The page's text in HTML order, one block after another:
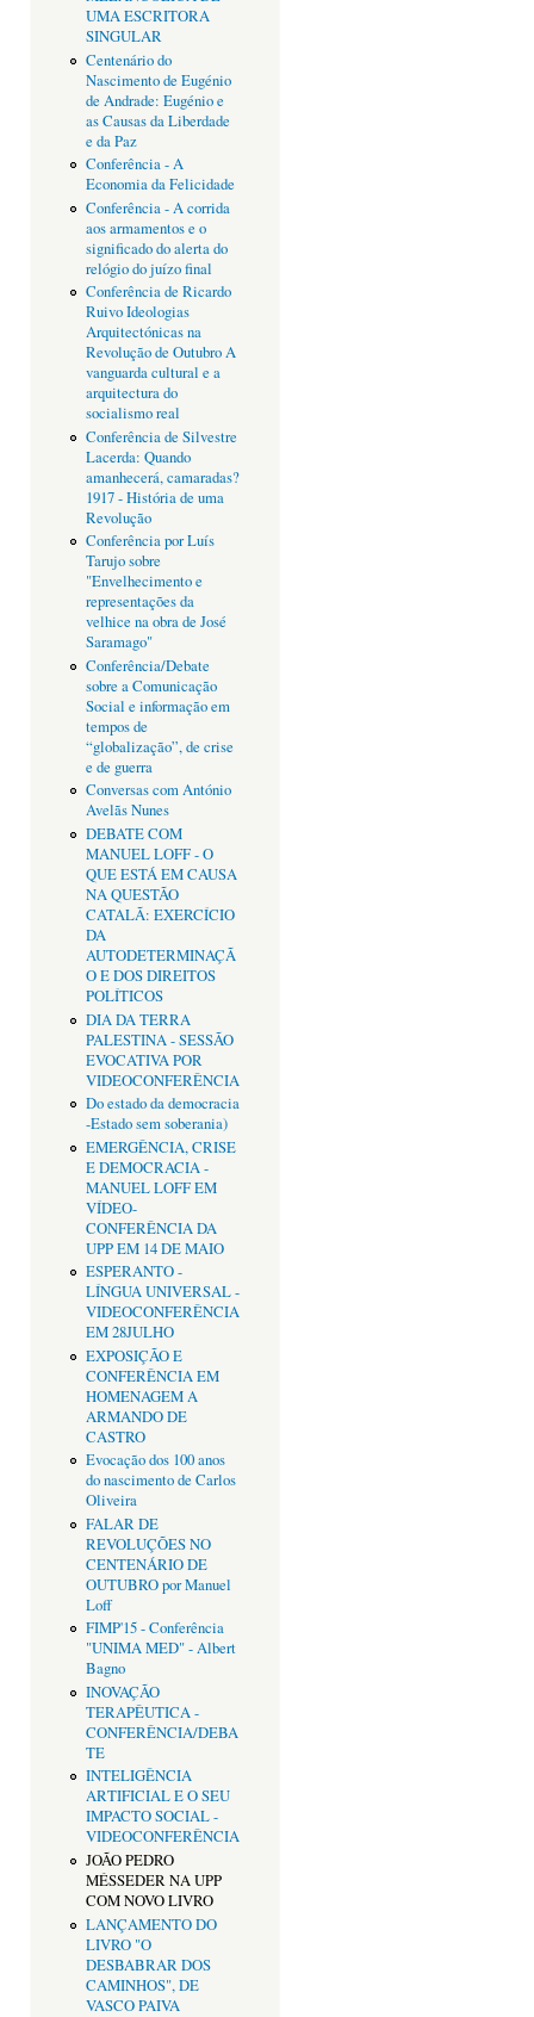
UMA ESCRITORA
SINGULAR
Centenário do
Nascimento de Eugénio
de Andrade: Eugénio e
as Causas da Liberdade
e da Paz
Conferência - A
Economia da Felicidade
Conferência - A corrida
aos armamentos e o
significado do alerta do
relógio do juízo final
Conferência de Ricardo
Ruivo Ideologias
Arquitectónicas na
Revolução de Outubro A
vanguarda cultural e a
arquitectura do
socialismo real
Conferência de Silvestre
Lacerda: Quando
amanhecerá, camaradas?
1917 - História de uma
Revolução
Conferência por Luís
Tarujo sobre
"Envelhecimento e
representações da
velhice na obra de José
Saramago"
Conferência/Debate
sobre a Comunicação
Social e informação em
tempos de
“globalização”, de crise
e de guerra
Conversas com António
Avelãs Nunes
DEBATE COM
MANUEL LOFF - O
QUE ESTÁ EM CAUSA
NA QUESTÃO
CATALÃ: EXERCÍCIO
DA
AUTODETERMINAÇÃ
O E DOS DIREITOS
POLÍTICOS
DIA DA TERRA
PALESTINA - SESSÃO
EVOCATIVA POR
VIDEOCONFERÊNCIA
Do estado da democracia
-Estado sem soberania)
EMERGÊNCIA, CRISE
E DEMOCRACIA -
MANUEL LOFF EM
VÍDEO-
CONFERÊNCIA DA
UPP EM 14 DE MAIO
ESPERANTO -
LÍNGUA UNIVERSAL -
VIDEOCONFERÊNCIA
EM 28JULHO
EXPOSIÇÃO E
CONFERÊNCIA EM
HOMENAGEM A
ARMANDO DE
CASTRO
Evocação dos 100 anos
do nascimento de Carlos
Oliveira
FALAR DE
REVOLUÇÕES NO
CENTENÁRIO DE
OUTUBRO por Manuel
Loff
FIMP'15 - Conferência
"UNIMA MED" - Albert
Bagno
INOVAÇÃO
TERAPÊUTICA -
CONFERÊNCIA/DEBA
TE
INTELIGÊNCIA
ARTIFICIAL E O SEU
IMPACTO SOCIAL -
VIDEOCONFERÊNCIA
JOÃO PEDRO
MÉSSEDER NA UPP
COM NOVO LIVRO
LANÇAMENTO DO
LIVRO "O
DESBABRAR DOS
CAMINHOS", DE
VASCO PAIVA